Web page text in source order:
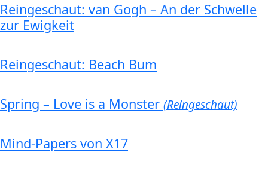
Reingeschaut: van Gogh – An der Schwelle
zur Ewigkeit
Reingeschaut: Beach Bum
Spring – Love is a Monster (Reingeschaut)
Mind-Papers von X17